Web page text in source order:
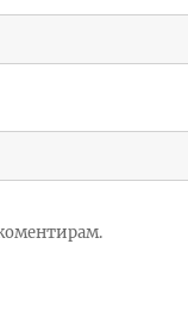
коментирам.